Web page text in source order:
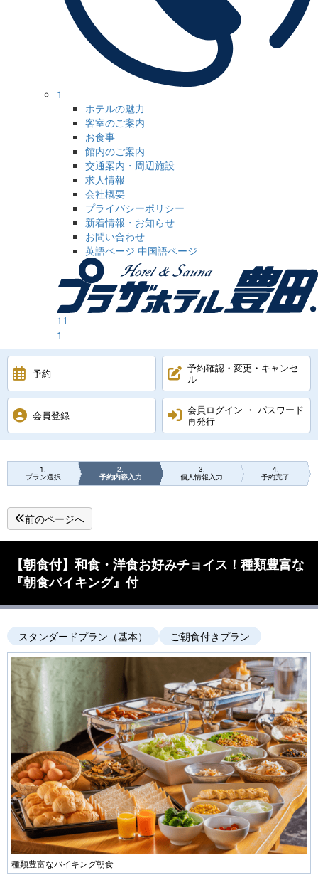
1
ホテルの魅力
客室のご案内
お食事
館内のご案内
交通案内・周辺施設
求人情報
会社概要
プライバシーポリシー
新着情報・お知らせ
お問い合わせ
英語ページ 中国語ページ
1 1
1
予約
予約確認・変更・キャンセ
ル
会員登録
会員ログイン ・ パスワード
再発行
1
プラン選択
2
予約内容入力
3
個人情報入力
4
予約完了
前のページへ
【朝食付】和食・洋食お好みチョイス！種類豊富な
『朝食バイキング』付
スタンダードプラン（基本） ご朝食付きプラン
種類豊富なバイキング朝食